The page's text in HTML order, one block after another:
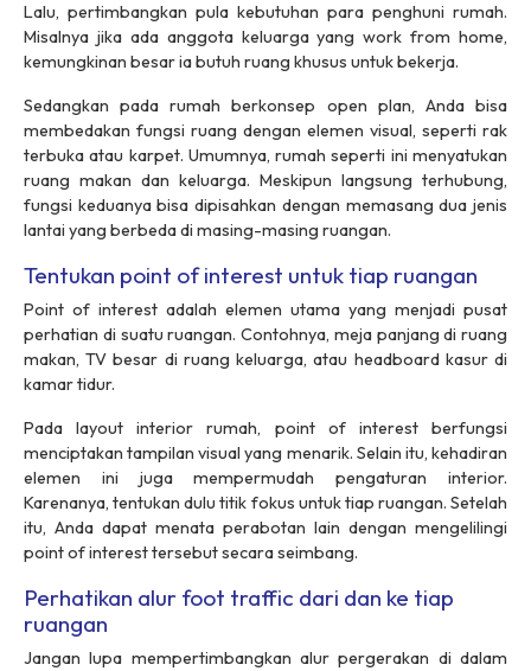
Lalu, pertimbangkan pula kebutuhan para penghuni rumah.
Misalnya jika ada anggota keluarga yangwork from home,
kemungkinan besar ia butuh ruang khusus untuk bekerja.
Sedangkan pada rumah berkonsep open plan, Anda bisa
membedakan fungsi ruang dengan elemen visual, seperti rak
terbuka atau karpet. Umumnya, rumah seperti ini menyatukan
ruang makan dan keluarga. Meskipun langsung terhubung,
fungsi keduanya bisa dipisahkan dengan memasang dua jenis
lantai yang berbeda di masing-masing ruangan.
Tentukan point of interest untuk tiap ruangan
Point of interest adalah elemen utama yang menjadi pusat
perhatian di suatu ruangan. Contohnya, meja panjang di ruang
makan, TV besar di ruang keluarga, atau headboard kasur di
kamar tidur.
Padalayoutinterior rumah, point of interestberfungsi
menciptakan tampilan visual yang menarik. Selain itu, kehadiran
elemen ini juga mempermudah pengaturan interior.
Karenanya, tentukan dulu titik fokus untuk tiap ruangan. Setelah
itu, Anda dapat menata perabotan lain dengan mengelilingi
point of interesttersebut secara seimbang.
Perhatikan alur foot traffic dari dan ke tiap
ruangan
Jangan lupa mempertimbangkan alur pergerakan di dalam